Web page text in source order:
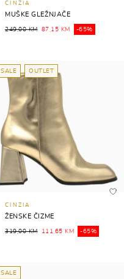
CINZIA
MUŠKE GLEŽNJAČE
249,00 KM 87,15 KM -65%
SALE OUTLET
CINZIA
ŽENSKE ČIZME
319,00 KM 111,65 KM -65%
SALE